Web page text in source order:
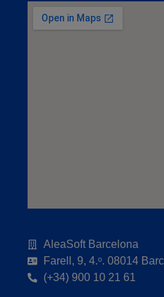
AleaSoft Barcelona
Farell, 9, 4.ᵒ. 08014
(+34) 900 10 21 61